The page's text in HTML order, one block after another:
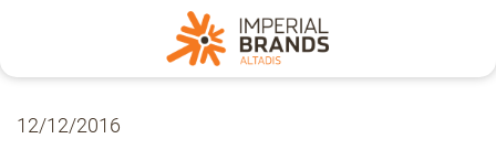
Nosotros
12/12/2016